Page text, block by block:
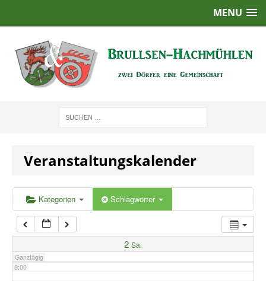
MENU
Veranstaltungskalender
Kategorien Schlagwörter
2 Sa.
Ganztägig
2:00
5:00
6:00
7:00
8:00